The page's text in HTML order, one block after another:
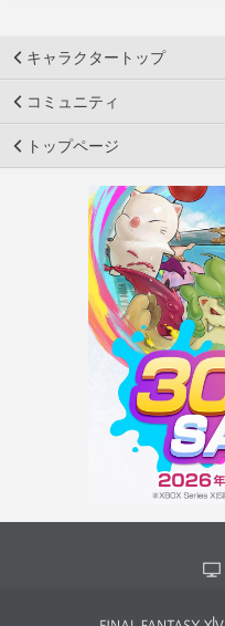
キャラクタートップ
コミュニティ
トップページ